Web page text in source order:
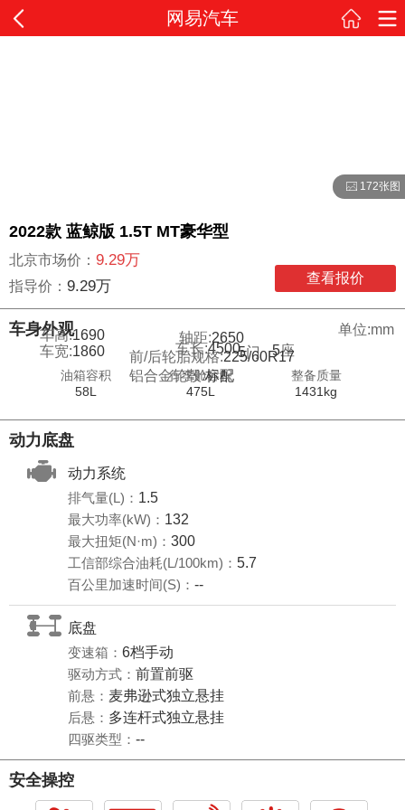
网易汽车
172张图
2022款 蓝鲸版 1.5T MT豪华型
北京市场价： 9.29万
指导价： 9.29万 查看报价
车身外观
单位:mm
车长:4500
车宽:1860 5座
5门
车高:1690 轴距:2650
前/后轮胎规格:225/60R17
铝合金轮毂:标配
油箱容积
58L
行李舱容积
475L
整备质量
1431kg
动力底盘
动力系统
排气量(L)： 1.5
最大功率(kW)： 132
最大扭矩(N·m)： 300
工信部综合油耗(L/100km)： 5.7
百公里加速时间(S)： --
底盘
变速箱： 6档手动
驱动方式： 前置前驱
前悬： 麦弗逊式独立悬挂
后悬： 多连杆式独立悬挂
四驱类型： --
安全操控